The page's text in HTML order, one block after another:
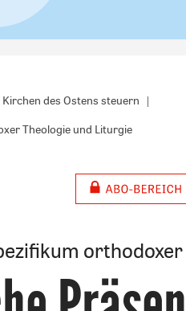
des Ostens steuern
Theologie und Liturgie